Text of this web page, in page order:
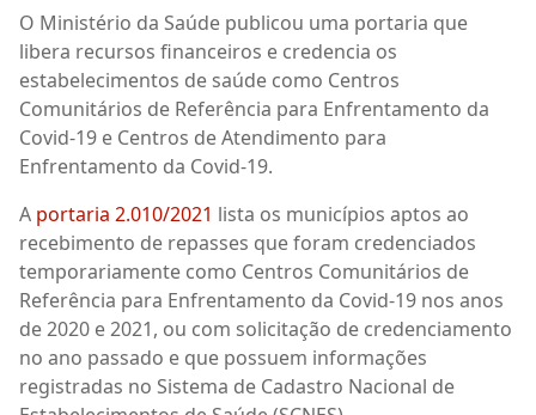
O Ministério da Saúde publicou uma portaria que
libera recursos financeiros e credencia os
estabelecimentos de saúde como Centros
Comunitários de Referência para Enfrentamento da
Covid-19 e Centros de Atendimento para
Enfrentamento da Covid-19.
A portaria 2.010/2021 lista os municípios aptos ao
recebimento de repasses que foram credenciados
temporariamente como Centros Comunitários de
Referência para Enfrentamento da Covid-19 nos anos
de 2020 e 2021, ou com solicitação de credenciamento
no ano passado e que possuem informações
registradas no Sistema de Cadastro Nacional de